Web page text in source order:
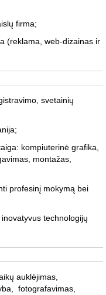
firma;
(reklama, web-dizainas ir
svetainių
kompiuterinė grafika,
montažas,
profesinį mokymą bei
technologijų
auklėjimas,
fotografavimas,